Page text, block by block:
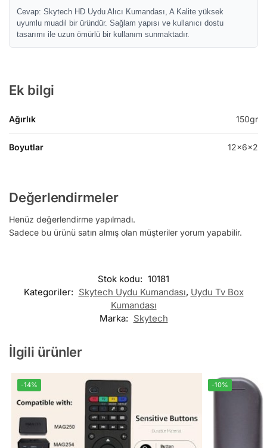
Cevap: Skytech HD Uydu Alıcı Kumandası, A Kalite yüksek
uyumlu muadil bir üründür. Sağlam yapısı ve kullanıcı dostu
tasarımı ile uzun ömürlü bir kullanım sunmaktadır.
Ek bilgi
Ağırlık 150gr
Boyutlar 12x6x2
Değerlendirmeler
Henüz değerlendirme yapılmadı.
Sadece bu ürünü satın almış olan müşteriler yorum yapabilir.
Stok kodu: 10181
Kategoriler: Skytech Uydu Kumandası, Uydu Tv Box
Kumandası
Marka: Skytech
İlgili ürünler
-14% -10%